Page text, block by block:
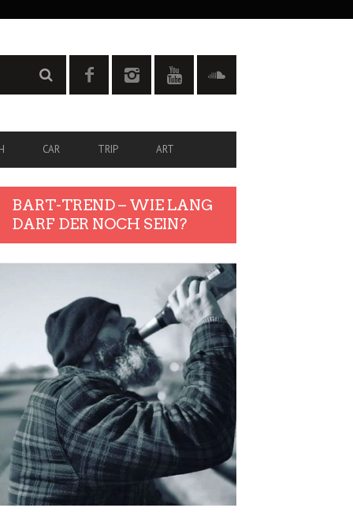
CAR TRIP ART
BART-TREND – WIE LANG
DARF DER NOCH SEIN?